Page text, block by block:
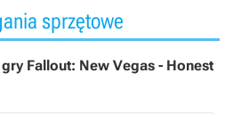
sprzętowe
Fallout: New Vegas - Honest